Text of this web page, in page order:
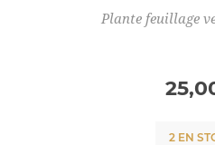
Plante feuillage
2 EN